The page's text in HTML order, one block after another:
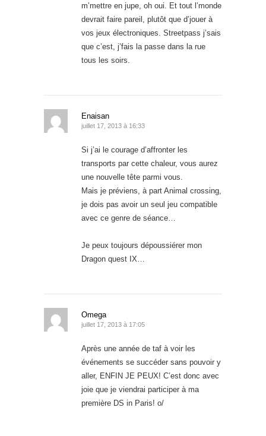
m’mettre en jupe, oh oui. Et tout l’monde
devrait faire pareil, plutôt que d’jouer à
vos jeux électroniques. Streetpass j’sais
que c’est, j’fais la passe dans la rue
tous les soirs.
Enaisan
juillet 17, 2013 à 16:33
Si j’ai le courage d’affronter les
transports par cette chaleur, vous aurez
une nouvelle tête parmi vous.
Mais je préviens, à part Animal crossing,
je dois pas avoir un seul jeu compatible
avec ce genre de séance…
Je peux toujours dépoussiérer mon
Dragon quest IX…
Omega
juillet 17, 2013 à 17:05
Après une année de taf à voir les
événements se succéder sans pouvoir y
aller, ENFIN JE PEUX! C’est donc avec
joie que je viendrai participer à ma
première DS in Paris! o/